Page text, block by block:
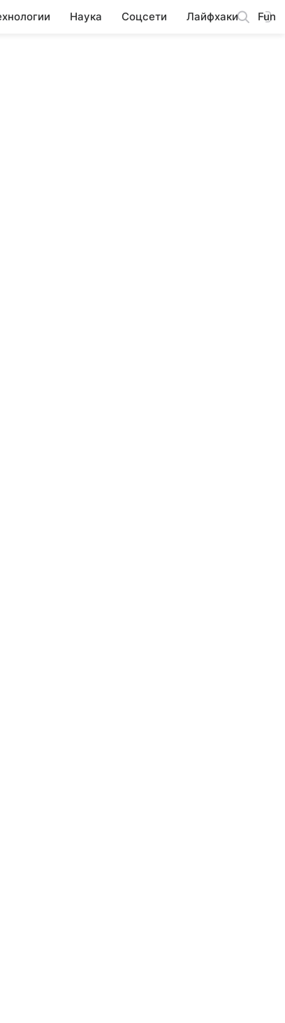
Наука Соцсети Лайфхаки Fun